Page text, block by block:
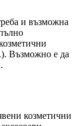
и възможна
Възможно е да
козметични